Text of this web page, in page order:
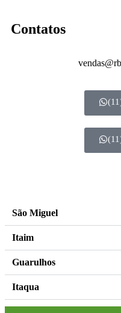
Contatos
São Miguel
Itaim
Guarulhos
Itaqua